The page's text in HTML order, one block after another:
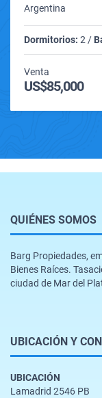
Argentina
Dormitorios: 2 /
Venta
US$85,000
QUIÉNES SOMOS
Barg Propiedades,
Bienes Raíces.
ciudad de Mar del
UBICACIÓN Y
UBICACIÓN
Lamadrid 2546 PB